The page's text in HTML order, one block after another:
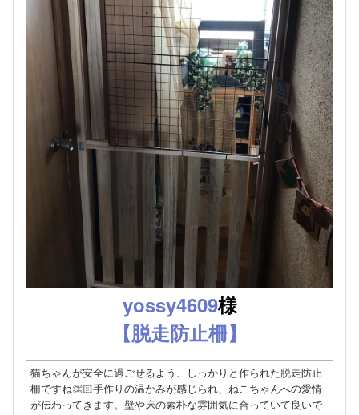
yossy4609様
【脱走防止柵】
猫ちゃんが安全に過ごせるよう、しっかりと作られた脱走防止
柵ですね👏🏻手作りの温かみが感じられ、ねこちゃんへの愛情
が伝わってきます。壁や床の素朴な雰囲気に合っていて良いで